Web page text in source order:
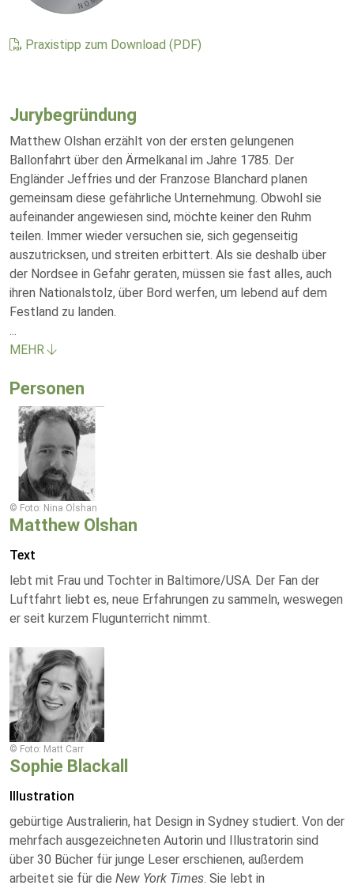
Praxistipp zum Download (PDF)
Jurybegründung
Matthew Olshan erzählt von der ersten gelungenen
Ballonfahrt über den Ärmelkanal im Jahre 1785. Der
Engländer Jeffries und der Franzose Blanchard planen
gemeinsam diese gefährliche Unternehmung. Obwohl sie
aufeinander angewiesen sind, möchte keiner den Ruhm
teilen. Immer wieder versuchen sie, sich gegenseitig
auszutricksen, und streiten erbittert. Als sie deshalb über
der Nordsee in Gefahr geraten, müssen sie fast alles, auch
ihren Nationalstolz, über Bord werfen, um lebend auf dem
Festland zu landen.
...
MEHR
Personen
© Foto: Nina Olshan
Matthew Olshan
Text
lebt mit Frau und Tochter in Baltimore/USA. Der Fan der
Luftfahrt liebt es, neue Erfahrungen zu sammeln, weswegen
er seit kurzem Flugunterricht nimmt.
© Foto: Matt Carr
Sophie Blackall
Illustration
gebürtige Australierin, hat Design in Sydney studiert. Von der
mehrfach ausgezeichneten Autorin und Illustratorin sind
über 30 Bücher für junge Leser erschienen, außerdem
arbeitet sie für die New York Times. Sie lebt in